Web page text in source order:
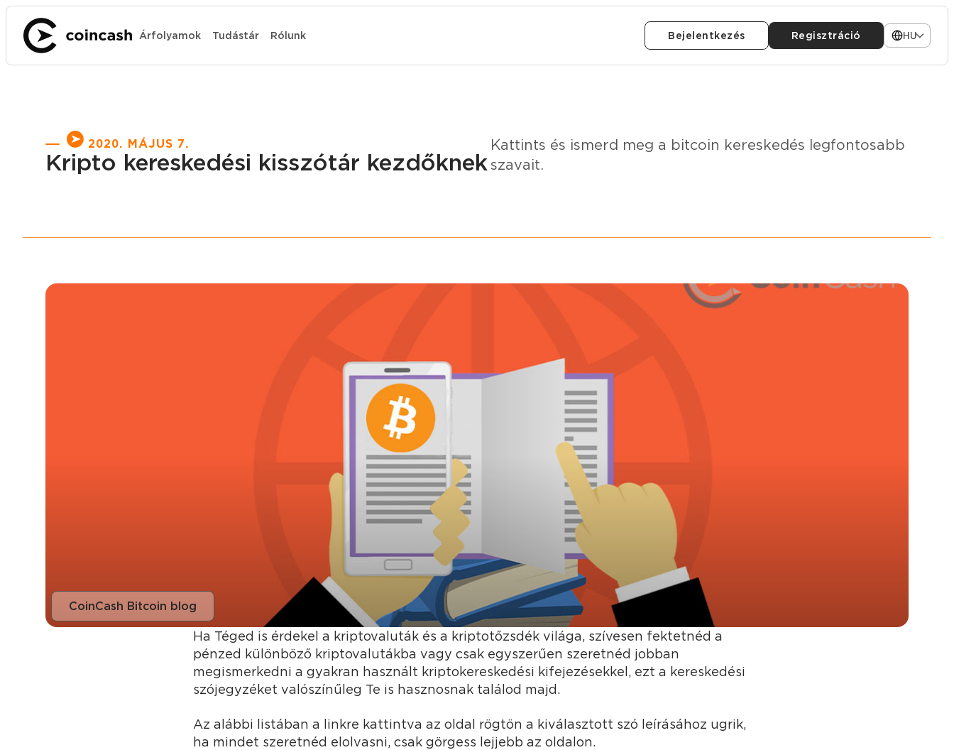
Árfolyamok Tudástár Rólunk Bejelentkezés Regisztráció HU
2020. MÁJUS 7.
Kripto kereskedési kisszótár kezdőknek
Kattints és ismerd meg a bitcoin kereskedés legfontosabb
szavait.
CoinCash Bitcoin blog
Ha Téged is érdekel a kriptovaluták és a kriptotőzsdék világa, szívesen fektetnéd a
pénzed különböző kriptovalutákba vagy csak egyszerűen szeretnéd jobban
megismerkedni a gyakran használt kriptokereskedési kifejezésekkel, ezt a kereskedési
szójegyzéket valószínűleg Te is hasznosnak találod majd.
Az alábbi listában a linkre kattintva az oldal rögtön a kiválasztott szó leírásához ugrik,
ha mindet szeretnéd elolvasni, csak görgess lejjebb az oldalon.